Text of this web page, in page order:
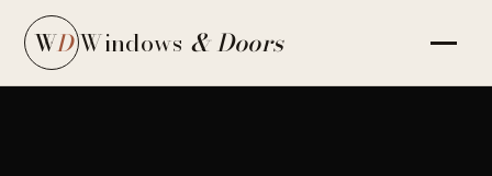
WD Windows & Doors